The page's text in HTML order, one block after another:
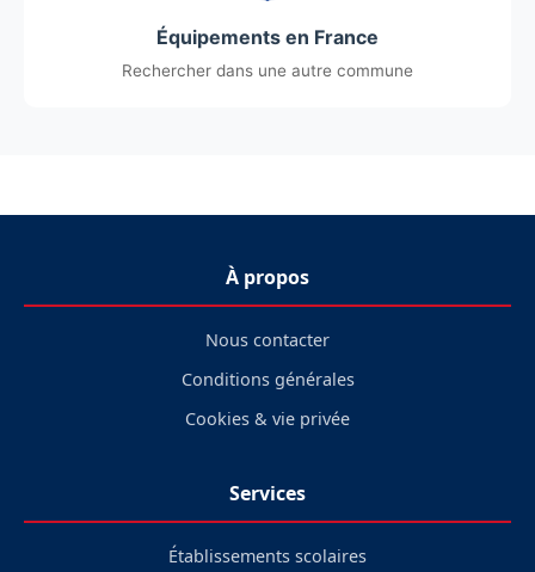
Équipements en France
Rechercher dans une autre commune
À propos
Nous contacter
Conditions générales
Cookies & vie privée
Services
Établissements scolaires